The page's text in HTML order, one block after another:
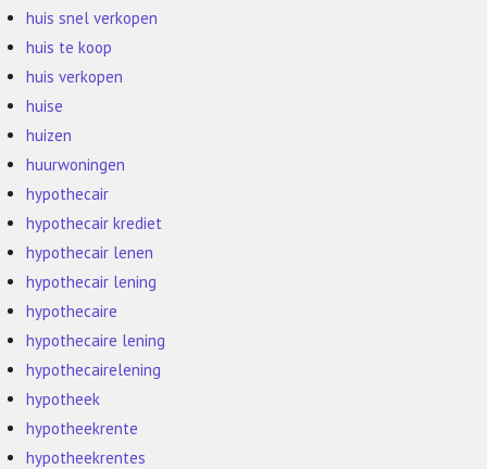
huis snel verkopen
huis te koop
huis verkopen
huise
huizen
huurwoningen
hypothecair
hypothecair krediet
hypothecair lenen
hypothecair lening
hypothecaire
hypothecaire lening
hypothecairelening
hypotheek
hypotheekrente
hypotheekrentes